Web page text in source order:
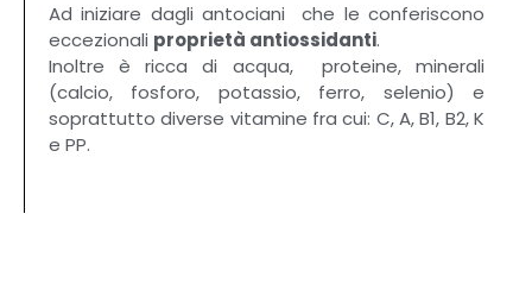
Ad iniziare dagli antociani che le conferiscono
eccezionali proprietà antiossidanti.
Inoltre è ricca di acqua, proteine, minerali
(calcio, fosforo, potassio, ferro, selenio) e
soprattutto diverse vitamine fra cui: C, A, B1, B2, K
e PP.